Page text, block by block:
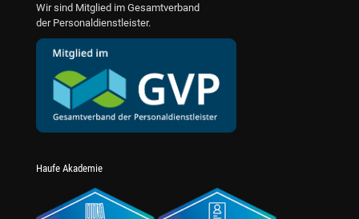
Wir sind Mitglied im Gesamtverband
der Personaldienstleister.
Haufe Akademie